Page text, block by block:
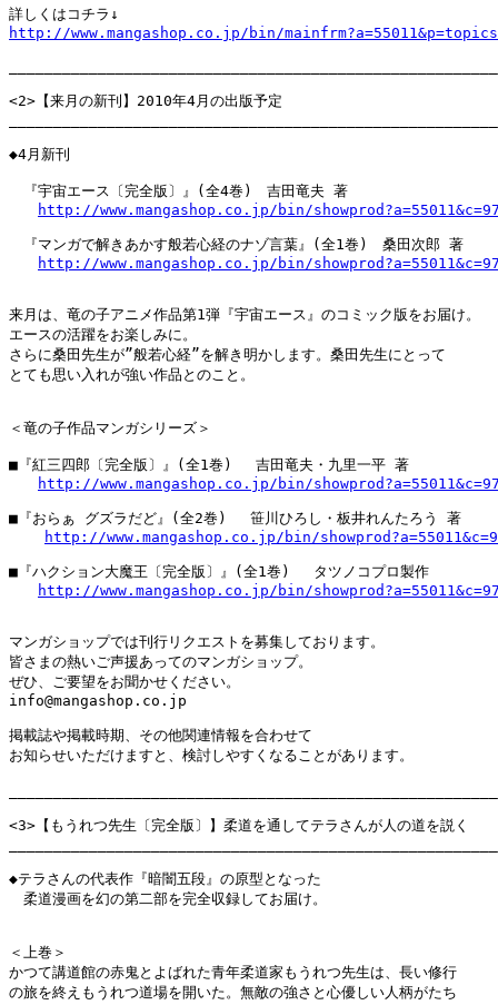
http://www.mangashop.co.jp/bin/
<2>【来月の新刊】2010年4月の出版予定
◆4月新刊
『宇宙エース〔完全版〕』(全4巻)　吉田竜夫 著
http://www.mangashop.co.jp/bin/
『マンガで解きあかす般若心経のナゾ言葉』(全1巻)　桑田次郎 著
http://www.mangashop.co.jp/bin/
来月は、竜の子アニメ作品第1弾『宇宙エース』のコミック版をお届け。
エースの活躍をお楽しみに。
さらに桑田先生が”般若心経”を解き明かします。桑田先生にとって
とても思い入れが強い作品とのこと。
＜竜の子作品マンガシリーズ＞
■『紅三四郎〔完全版〕』(全1巻) 　吉田竜夫・九里一平 著
http://www.mangashop.co.jp/bin/
■『おらぁ グズラだど』(全2巻) 　笹川ひろし・板井れんたろう 著
http://www.mangashop.co.jp/bin/
■『ハクション大魔王〔完全版〕』(全1巻) 　タツノコプロ製作
http://www.mangashop.co.jp/bin/
マンガショップでは刊行リクエストを募集しております。
皆さまの熱いご声援あってのマンガショップ。
ぜひ、ご要望をお聞かせください。
info@mangashop.co.jp
掲載誌や掲載時期、その他関連情報を合わせて
お知らせいただけますと、検討しやすくなることがあります。
<3>【もうれつ先生〔完全版〕】柔道を通してテラさんが人の道を説く
◆テラさんの代表作『暗闇五段』の原型となった
柔道漫画を幻の第二部を完全収録してお届け。
＜上巻＞
かつて講道館の赤鬼とよばれた青年柔道家もうれつ先生は、長い修行
の旅を終えもうれつ道場を開いた。無敵の強さと心優しい人柄がたち